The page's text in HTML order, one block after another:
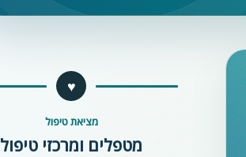
♥
מציאת טיפול
מטפלים ומרכזי טיפול